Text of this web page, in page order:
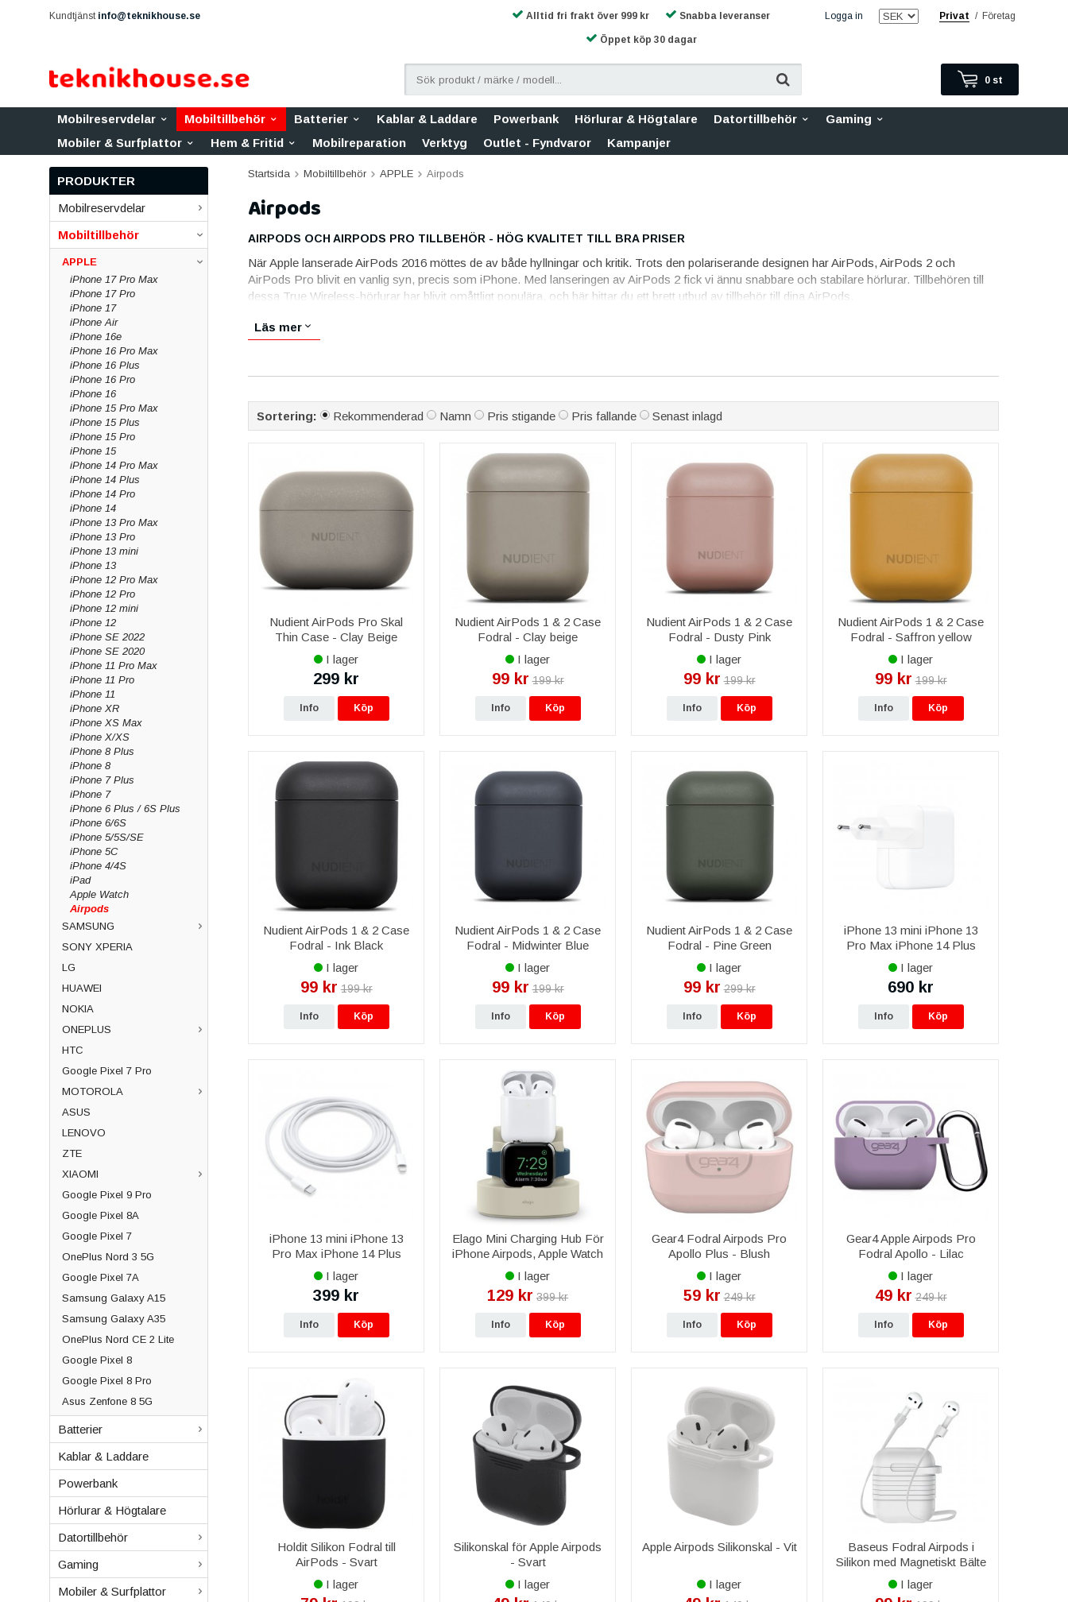
Kundtjänst info@teknikhouse.se Logga in Privat / Företag
Alltid fri frakt över 999 kr Snabba leveranser
Öppet köp 30 dagar
0 st
Mobilreservdelar Mobiltillbehör Batterier Kablar & Laddare Powerbank Hörlurar & Högtalare Datortillbehör
Gaming
Mobiler & Surfplattor
Hem & Fritid Mobilreparation Verktyg Outlet - Fyndvaror Kampanjer
PRODUKTER
Mobilreservdelar
Mobiltillbehör
APPLE
iPhone 17 Pro Max
iPhone 17 Pro
iPhone 17
iPhone Air
iPhone 16e
iPhone 16 Pro Max
iPhone 16 Plus
iPhone 16 Pro
iPhone 16
iPhone 15 Pro Max
iPhone 15 Plus
iPhone 15 Pro
iPhone 15
iPhone 14 Pro Max
iPhone 14 Plus
iPhone 14 Pro
iPhone 14
iPhone 13 Pro Max
iPhone 13 Pro
iPhone 13 mini
iPhone 13
iPhone 12 Pro Max
iPhone 12 Pro
iPhone 12 mini
iPhone 12
iPhone SE 2022
iPhone SE 2020
iPhone 11 Pro Max
iPhone 11 Pro
iPhone 11
iPhone XR
iPhone XS Max
iPhone X/XS
iPhone 8 Plus
iPhone 8
iPhone 7 Plus
iPhone 7
iPhone 6 Plus / 6S Plus
iPhone 6/6S
iPhone 5/5S/SE
iPhone 5C
iPhone 4/4S
iPad
Apple Watch
Airpods
SAMSUNG
SONY XPERIA
LG
HUAWEI
NOKIA
ONEPLUS
HTC
Google Pixel 7 Pro
MOTOROLA
ASUS
LENOVO
ZTE
XIAOMI
Google Pixel 9 Pro
Google Pixel 8A
Google Pixel 7
OnePlus Nord 3 5G
Google Pixel 7A
Samsung Galaxy A15
Samsung Galaxy A35
OnePlus Nord CE 2 Lite
Google Pixel 8
Google Pixel 8 Pro
Asus Zenfone 8 5G
Batterier
Kablar & Laddare
Powerbank
Hörlurar & Högtalare
Datortillbehör
Gaming
Mobiler & Surfplattor
Startsida Mobiltillbehör APPLE Airpods
Airpods
AIRPODS OCH AIRPODS PRO TILLBEHÖR - HÖG KVALITET TILL BRA PRISER
När Apple lanserade AirPods 2016 möttes de av både hyllningar och kritik. Trots den polariserande designen har AirPods, AirPods 2 och
AirPods Pro blivit en vanlig syn, precis som iPhone. Med lanseringen av AirPods 2 fick vi ännu snabbare och stabilare hörlurar. Tillbehören till
dessa True Wireless-hörlurar har blivit omåttligt populära, och här hittar du ett brett utbud av tillbehör till dina AirPods.
Vårt sortiment inkluderar fodral, skydd och andra tillbehör för Apple AirPods Pro. Med snabb leverans och smidig betalning kan du enkelt beställa
Holdit Silikon Fodral till AirPods Pro - Svart :Ett svart silikonfodral som ger extra skydd och greppvänlighet till dina AirPods Pro.
AirPods Pro Fodral med Hake - Svart: Ett praktiskt fodral med hake för enkel fastsättning och transport av dina AirPods Pro.
AirPods Pro Fodral med Hake - Blå Himmel: Ett färgglatt blått fodral med hake som gör det lätt att bära med sig AirPods Pro.
Multifunktionell Förvaringsbox med Datakabel
En förvaringsbox som även innehåller en datakabel, perfekt för att hålla ordning på dina
tillbehör och laddningstillbehör​
Hos oss hittar du billiga och högkvalitativa tillbehör som skyddar dina hörlurar från stötar och regn. Vårt sortiment inkluderar skyddande skal,
fodral och trådlösa laddare till konkurrenskraftiga priser. Med våra produkter kan du skydda dina hörlurar mot både damm och vatten, vilket
förlänger livslängden på dina AirPods.
Läs mer
Sortering: Rekommenderad Namn Pris stigande Pris fallande Senast inlagd
Nudient AirPods Pro Skal
Thin Case - Clay Beige
I lager
299 kr
Info Köp
Nudient AirPods 1 & 2 Case
Fodral - Clay beige
I lager
99 kr 199 kr
Info Köp
Nudient AirPods 1 & 2 Case
Fodral - Dusty Pink
I lager
99 kr 199 kr
Info Köp
Nudient AirPods 1 & 2 Case
Fodral - Saffron yellow
I lager
99 kr 199 kr
Info Köp
Nudient AirPods 1 & 2 Case
Fodral - Ink Black
I lager
99 kr 199 kr
Info Köp
Nudient AirPods 1 & 2 Case
Fodral - Midwinter Blue
I lager
99 kr 199 kr
Info Köp
Nudient AirPods 1 & 2 Case
Fodral - Pine Green
I lager
99 kr 299 kr
Info Köp
iPhone 13 mini iPhone 13
Pro Max iPhone 14 Plus
iPhone 14 Pro Max iPhone
15 Plus iPhone 15 Pro Max
Apple 30W USB-C
MW2G3ZM/A Str
I lager
690 kr
Info Köp
iPhone 13 mini iPhone 13
Pro Max iPhone 14 Plus
iPhone 14 Pro Max Apple
Original USB-C till Lightning-
kabel 2M MKQ42ZM/A - Vit
I lager
399 kr
Info Köp
Elago Mini Charging Hub För
iPhone Airpods, Apple Watch
- Vit
I lager
129 kr 399 kr
Info Köp
Gear4 Fodral Airpods Pro
Apollo Plus - Blush
I lager
59 kr 249 kr
Info Köp
Gear4 Apple Airpods Pro
Fodral Apollo - Lilac
I lager
49 kr 249 kr
Info Köp
Holdit Silikon Fodral till
AirPods - Svart
I lager
Silikonskal för Apple Airpods
- Svart
I lager
Apple Airpods Silikonskal - Vit
I lager
Baseus Fodral Airpods i
Silikon med Magnetiskt Bälte
- Vit
I lager